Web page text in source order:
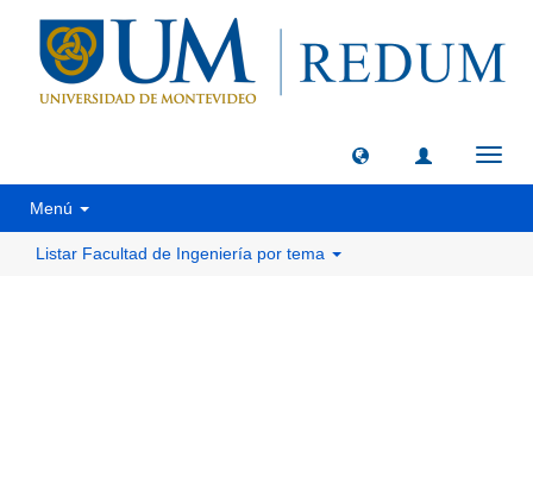
Menú
Listar Facultad de Ingeniería por tema